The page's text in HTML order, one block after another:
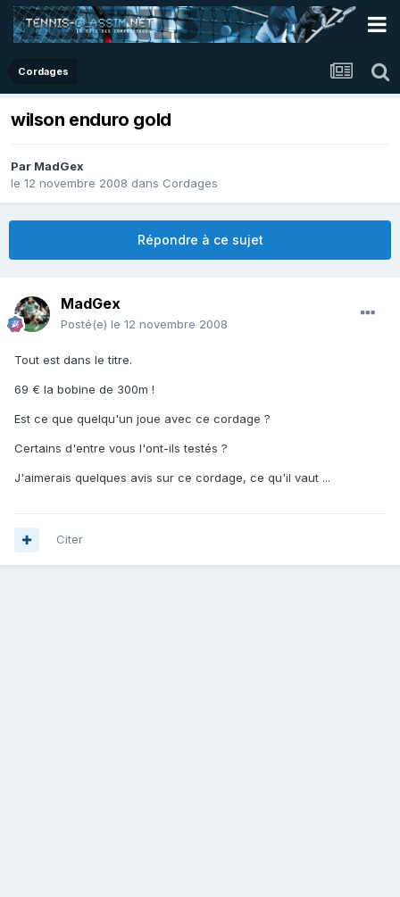
Cordages
wilson enduro gold
Par MadGex
le 12 novembre 2008 dans Cordages
Répondre à ce sujet
MadGex
Posté(e) le 12 novembre 2008
Tout est dans le titre.
69 € la bobine de 300m !
Est ce que quelqu'un joue avec ce cordage ?
Certains d'entre vous l'ont-ils testés ?
J'aimerais quelques avis sur ce cordage, ce qu'il vaut ...
Citer